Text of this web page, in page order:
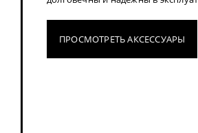
ПРОСМОТРЕТЬ АКСЕССУАРЫ